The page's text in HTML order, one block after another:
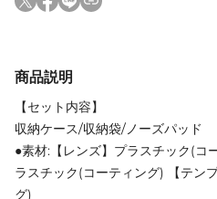
商品説明
【セット内容】
収納ケース/収納袋/ノーズパッド
●素材:【レンズ】プラスチック(コ
ラスチック(コーティング) 【テン
グ)